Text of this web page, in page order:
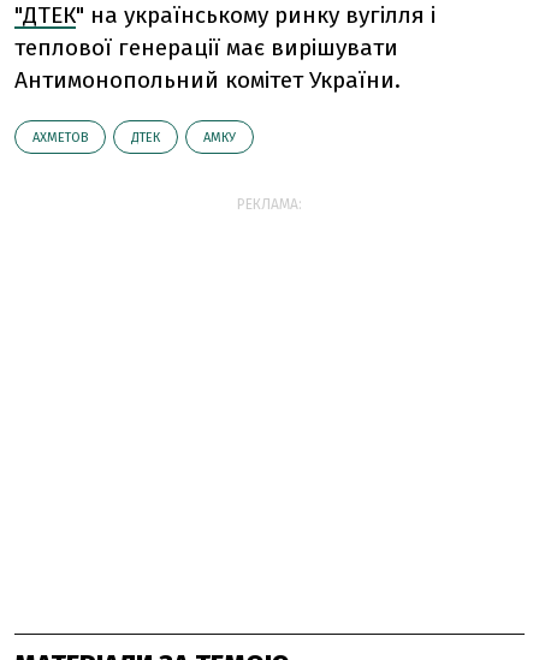
"ДТЕК" на українському ринку вугілля і
теплової генерації має вирішувати
Антимонопольний комітет України.
АХМЕТОВ ДТЕК АМКУ
РЕКЛАМА: